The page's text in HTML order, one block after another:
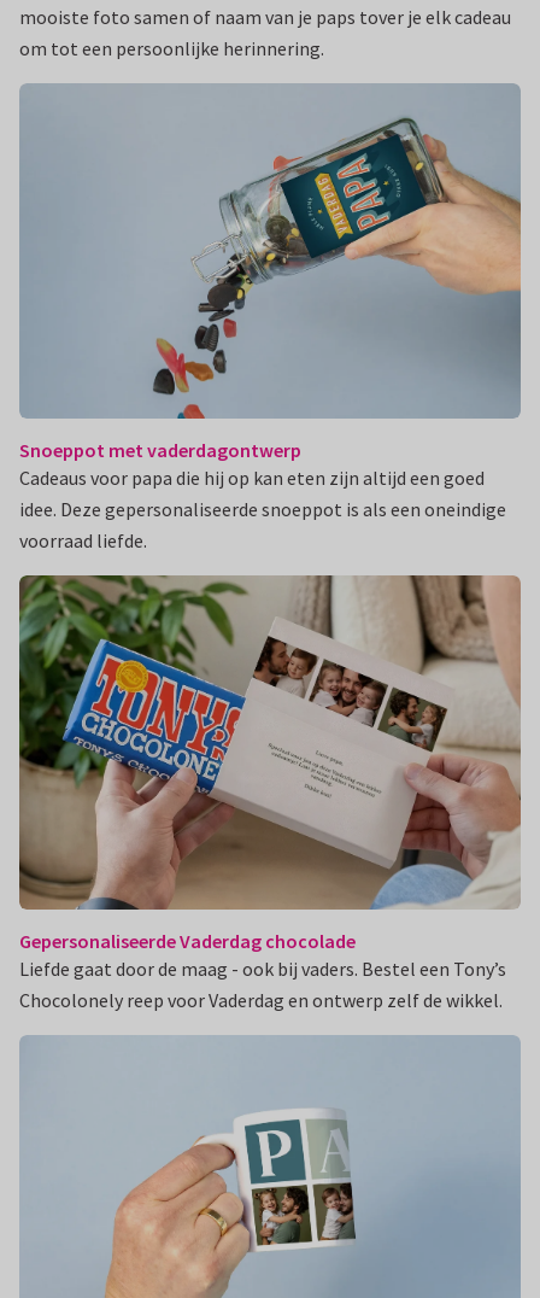
mooiste foto samen of naam van je paps tover je elk cadeau
om tot een persoonlijke herinnering.
Snoeppot met vaderdagontwerp
Cadeaus voor papa die hij op kan eten zijn altijd een goed
idee. Deze gepersonaliseerde snoeppot is als een oneindige
voorraad liefde.
Gepersonaliseerde Vaderdag chocolade
Liefde gaat door de maag - ook bij vaders. Bestel een Tony’s
Chocolonely reep voor Vaderdag en ontwerp zelf de wikkel.